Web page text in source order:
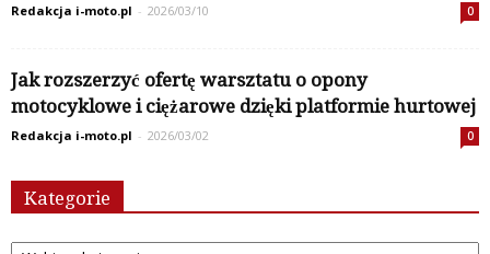
Redakcja i-moto.pl - 2026/03/10 0
Jak rozszerzyć ofertę warsztatu o opony
motocyklowe i ciężarowe dzięki platformie hurtowej
Redakcja i-moto.pl - 2026/03/02 0
Kategorie
Kategorie